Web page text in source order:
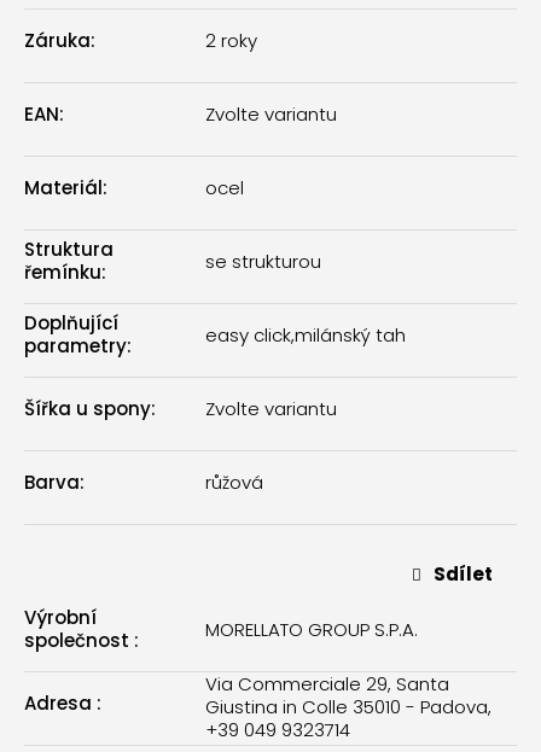
Záruka: 2 roky
EAN: Zvolte variantu
Materiál: ocel
Struktura
řemínku: se strukturou
Doplňující
parametry: easy click,milánský tah
Šířka u spony: Zvolte variantu
Barva: růžová
Sdílet
Výrobní
společnost : MORELLATO GROUP S.P.A.
Adresa :
Via Commerciale 29, Santa
Giustina in Colle 35010 - Padova,
+39 049 9323714